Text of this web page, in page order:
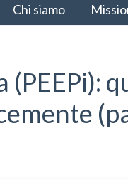
Chi siamo
(PEEPi):